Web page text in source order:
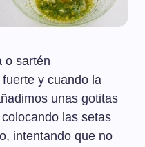
o sartén
y cuando la
unas gotitas
las setas
intentando que no